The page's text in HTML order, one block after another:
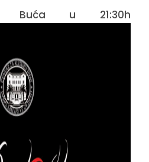
Buća u 21:30h